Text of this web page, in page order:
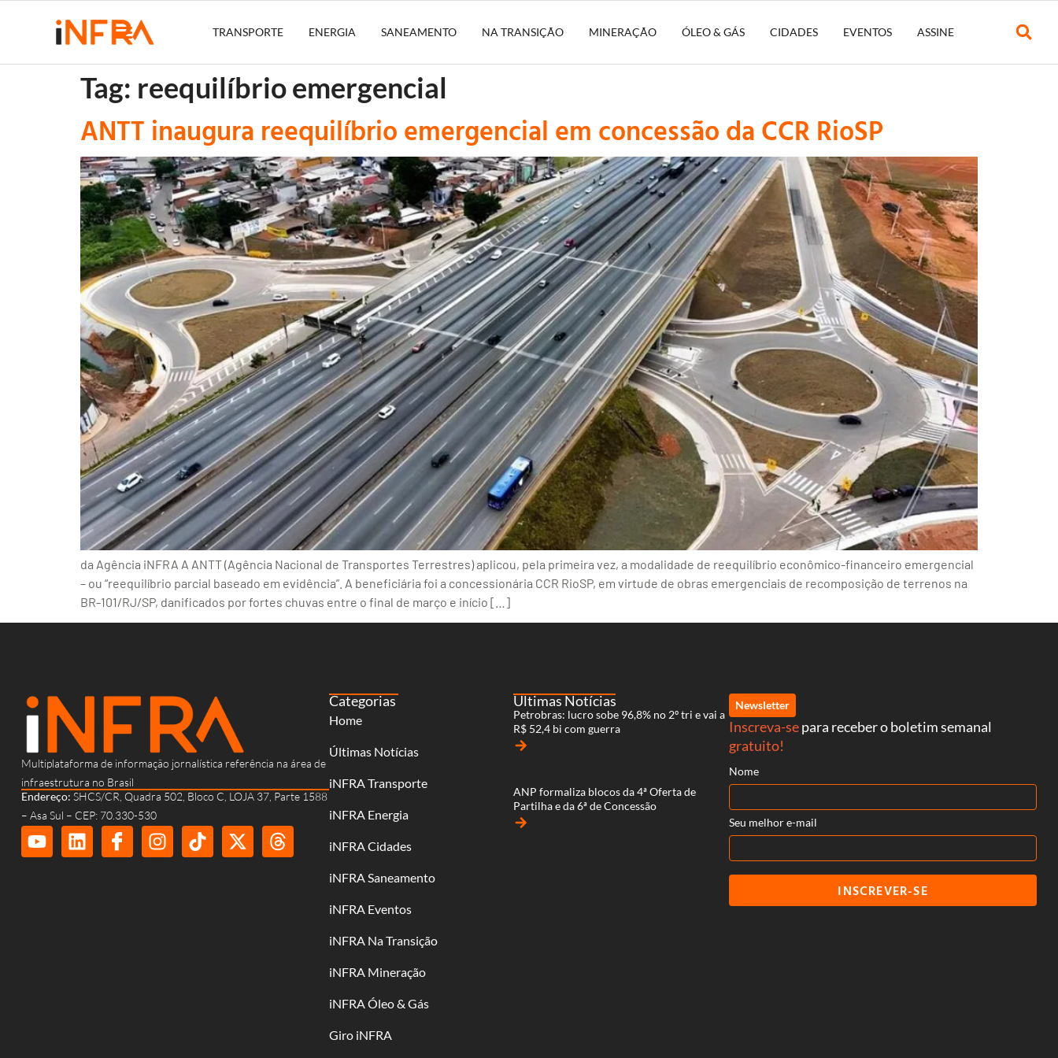
TRANSPORTE ENERGIA SANEAMENTO NA TRANSIÇÃO MINERAÇÃO ÓLEO & GÁS CIDADES EVENTOS ASSINE
Tag: reequilíbrio emergencial
ANTT inaugura reequilíbrio emergencial em concessão da CCR RioSP
da Agência iNFRA A ANTT (Agência Nacional de Transportes Terrestres) aplicou, pela primeira vez, a modalidade de reequilíbrio econômico-financeiro emergencial
– ou “reequilíbrio parcial baseado em evidência”. A beneficiária foi a concessionária CCR RioSP, em virtude de obras emergenciais de recomposição de terrenos na
BR-101/RJ/SP, danificados por fortes chuvas entre o final de março e início […]
Multiplataforma de informação jornalística referência na área de
infraestrutura no Brasil
Endereço: SHCS/CR, Quadra 502, Bloco C, LOJA 37, Parte 1588
– Asa Sul – CEP: 70.330-530
Categorias
Home
Últimas Notícias
iNFRA Transporte
iNFRA Energia
iNFRA Cidades
iNFRA Saneamento
iNFRA Eventos
iNFRA Na Transição
iNFRA Mineração
iNFRA Óleo & Gás
Giro iNFRA
Últimas Notícias
Petrobras: lucro sobe 96,8% no 2º tri e vai a
R$ 52,4 bi com guerra
arrow_forward
ANP formaliza blocos da 4ª Oferta de
Partilha e da 6ª de Concessão
arrow_forward
Newsletter
Inscreva-separa receber o boletim semanal
gratuito!
Nome
Seu melhor e-mail
INSCREVER-SE